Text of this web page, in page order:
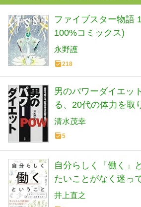
ファイブスター物語
100%コミックス)
永野護
218
男のパワーダイエッ
る、20代の体力を取
清水茂幸
5
自分らしく「働く」
たいことがなく迷っ
井上直之